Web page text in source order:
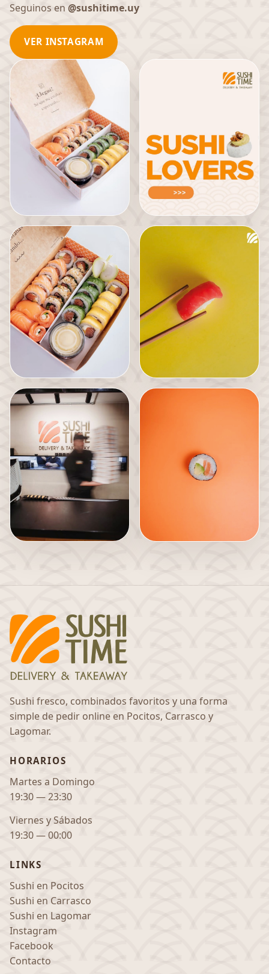
Seguinos en @sushitime.uy
VER INSTAGRAM
Sushi fresco, combinados favoritos y una forma
simple de pedir online en Pocitos, Carrasco y
Lagomar.
HORARIOS
Martes a Domingo
19:30 — 23:30
Viernes y Sábados
19:30 — 00:00
LINKS
Sushi en Pocitos
Sushi en Carrasco
Sushi en Lagomar
Instagram
Facebook
Contacto